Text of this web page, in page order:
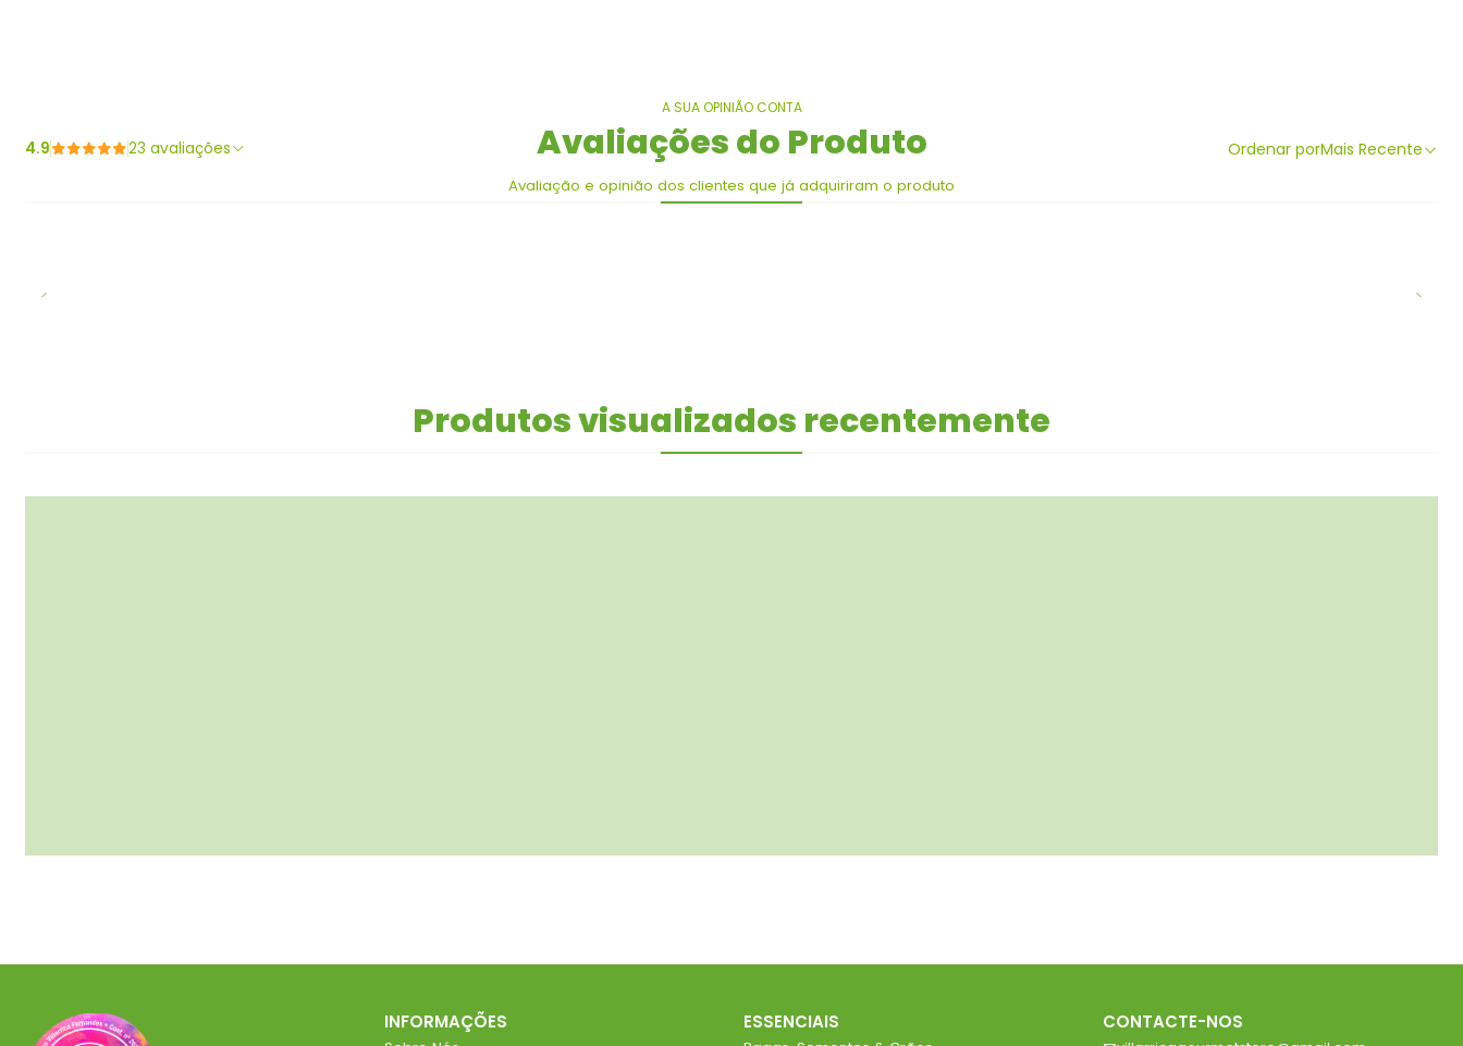
A SUA OPINIÃO CONTA
Avaliações do Produto
Avaliação e opinião dos clientes que já adquiriram o produto
4.9 23 avaliações Ordenar porMais Recente
Produtos visualizados recentemente
INFORMAÇÕES ESSENCIAIS CONTACTE-NOS